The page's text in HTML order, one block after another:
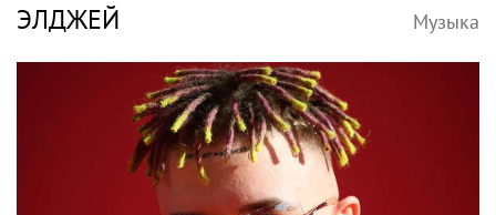
ЭЛДЖЕЙ Музыка